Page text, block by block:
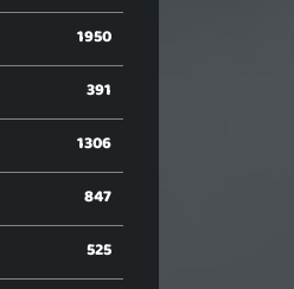
1950
391
1306
847
525